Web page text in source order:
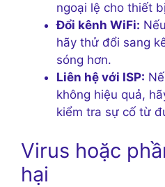
ngoại lệ cho thiết
Đổi kênh WiFi:
hãy thử đổi sang
sóng hơn.
Liên hệ với ISP:
không hiệu quả,
kiểm tra sự cố từ
Virus hoặc
hại